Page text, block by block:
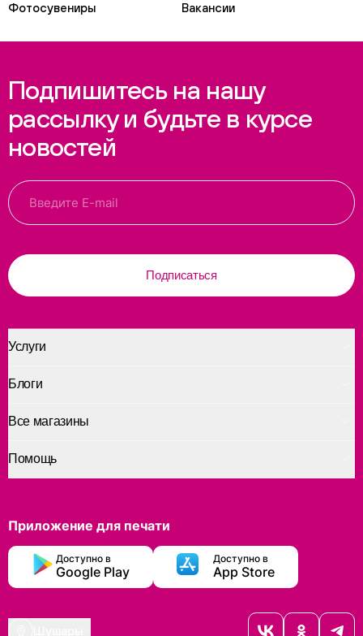
Фотосувениры
Вакансии
Подпишитесь на нашу
рассылку и будьте в курсе
новостей
Подписаться
Услуги
Помощь
Блоги
Все магазины
Приложение для печати
Доступно в
Google Play
Доступно в
App Store